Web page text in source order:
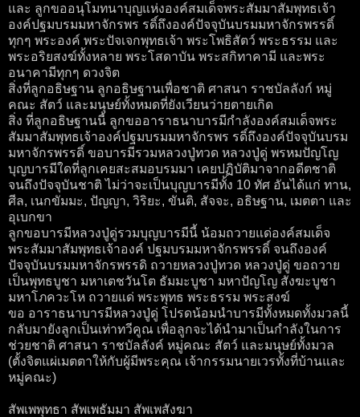
และ ลูกขออนุโมทนาบุญแห่งองค์สมเด็จพระสัมมาสัมพุทธเจ้า
องค์ปฐมบรมมหาจักรพร รดิ์ถึงองค์ปัจจุบันบรมมหาจักรพรรดิ์
ทุกๆ พระองค์ พระปัจเจกพุทธเจ้า พระโพธิสัตว์ พระธรรม และ
พระอริยสงฆ์ทั้งหลาย พระโสดาบัน พระสกิทาคามี และพระ
อนาคามีทุกๆ ดวงจิต
สิ่งที่ลูกอธิษฐาน ลูกอธิษฐานเพื่อชาติ ศาสนา ราชบัลลังก์ หมู่
คณะ สัตว์ และมนุษย์ทั้งหมดที่ยังเวียนว่ายตายเกิด
สิ่ง ที่ลูกอธิษฐานนี้ ลูกขออาราธนาบารมีกำลังองค์สมเด็จพระ
สัมมาสัมพุทธเจ้าองค์ปฐมบรมมหาจักรพร รดิ์ถึงองค์ปัจจุบันบรม
มหาจักรพรรดิ์ ขอบารมีรวมหลวงปู่ทวด หลวงปู่ดู่ พรหมปัญโญ
บุญบารมีใดที่ลูกเคยสะสมอบรมมา เคยปฏิบัติมาจากอดีตชาติ
จนถึงปัจจุบันชาติ ไม่ว่าจะเป็นบุญบารมีทั้ง 10 ทัศ อันได้แก่ ทาน,
ศีล, เนกขัมมะ, ปัญญา, วิริยะ, ขันติ, สัจจะ, อธิษฐาน, เมตตา และ
อุเบกขา
ลูกขอบารมีหลวงปู่ดู่รวมบุญบารมีนี้ น้อมถวายแด่องค์สมเด็จ
พระสัมมาสัมพุทธเจ้าองค์ ปฐมบรมมหาจักรพรรดิ์ จนถึงองค์
ปัจจุบันบรมมหาจักรพรรดิ ถวายหลวงปู่ทวด หลวงปู่ดู่ ขอถวาย
เป็นพุทธบูชา มหาเตชวันโต ธัมมะบูชา มหาปัญโญ สังฆะบูชา
มหาโภควะโห ถวายแด่ พระพุทธ พระธรรม พระสงฆ์
ขอ อาราธนาบารมีหลวงปู่ดู่ โปรดน้อมนำบารมีทั้งหมดทั้งมวลนี้
กลับมายังลูกเป็นเท่าทวีคูณ เพื่อลูกจะได้นำมาเป็นกำลังในการ
ช่วยชาติ ศาสนา ราชบัลลังค์ หมู่คณะ สัตว์ และมนุษย์ทั้งมวล
(ตั้งจิตแผ่เมตตาให้กับผู้มีพระคุณ เจ้ากรรมนายเวรทั้งที่บ้านและ
หมู่คณะ)
สัพเพพุทธา สัพเพธัมมา สัพเพสังฆา